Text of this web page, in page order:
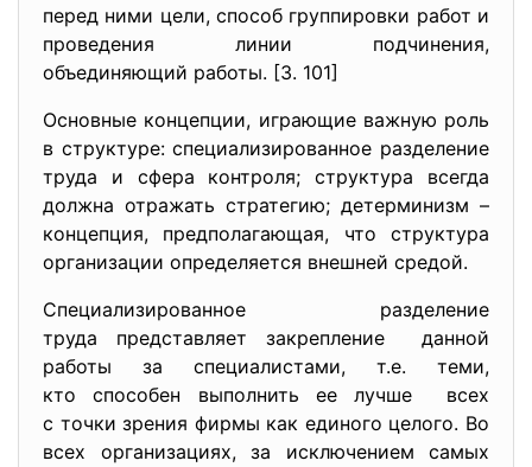
перед ними цели, способ группировки работ и
проведения линии подчинения,
объединяющий работы. [3. 101]
Основные концепции, играющие важную роль
в структуре: специализированное разделение
труда и сфера контроля; структура всегда
должна отражать стратегию; детерминизм –
концепция, предполагающая, что структура
организации определяется внешней средой.
Специализированное разделение
труда представляет закрепление данной
работы за специалистами, т.е. теми,
кто способен выполнить ее лучше всех
с точки зрения фирмы как единого целого. Во
всех организациях, за исключением самых